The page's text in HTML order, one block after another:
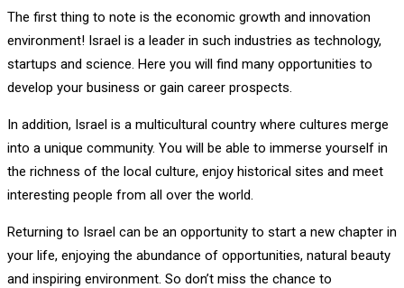
The first thing to note is the economic growth and innovation
environment! Israel is a leader in such industries as technology,
startups and science. Here you will find many opportunities to
develop your business or gain career prospects.
In addition, Israel is a multicultural country where cultures merge
into a unique community. You will be able to immerse yourself in
the richness of the local culture, enjoy historical sites and meet
interesting people from all over the world.
Returning to Israel can be an opportunity to start a new chapter in
your life, enjoying the abundance of opportunities, natural beauty
and inspiring environment. So don’t miss the chance to